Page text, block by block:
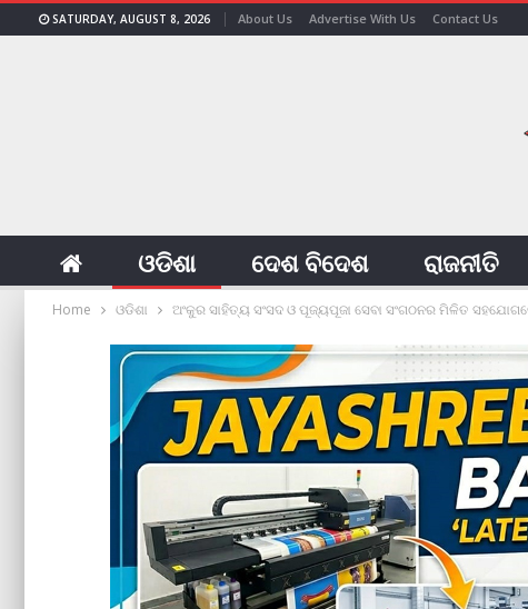
SATURDAY, AUGUST 8, 2026 About Us Advertise With Us Contact Us
ଓଡିଶା ଦେଶ ବିଦେଶ ରାଜନୀତି
Home ଓଡିଶା ଅଂକୁର ସାହିତ୍ୟ ସଂସଦ ଓ ପୂଜ୍ୟପୂଜା ସେବା ସଂଗଠନର ମିଳିତ